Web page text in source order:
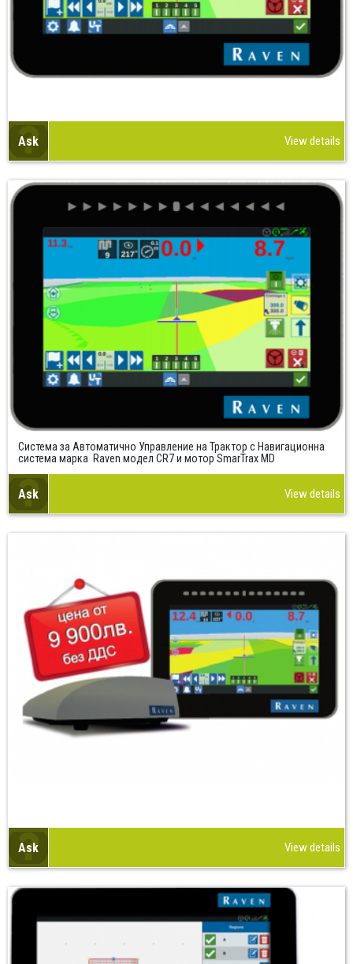
Ask View details
Система за Автоматично Управление на Трактор с Навигационна
система марка Raven модел CR7 и мотор SmarTrax MD
Ask View details
Ask View details